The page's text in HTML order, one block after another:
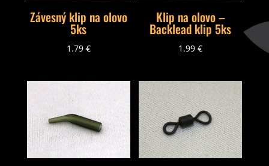
Závesný klip na olovo
5ks
1.79 €
Klip na olovo –
Backlead klip 5ks
1.99€